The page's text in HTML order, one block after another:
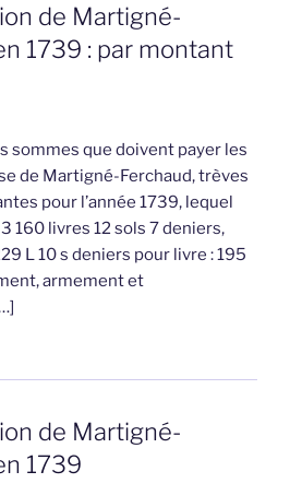
de Martigné-
1739 : par montant
sommes que doivent payer les
de Martigné-Ferchaud, trèves
pour l’année 1739, lequel
160 livres 12 sols 7 deniers,
L 10 s deniers pour livre : 195
armement et
de Martigné-
1739